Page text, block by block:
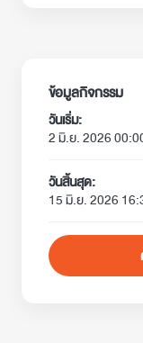
ข้อมูลกิจกรรม
วันเริ่ม:
2 มิ.ย. 2026
วันสิ้นสุด:
15 มิ.ย. 2026